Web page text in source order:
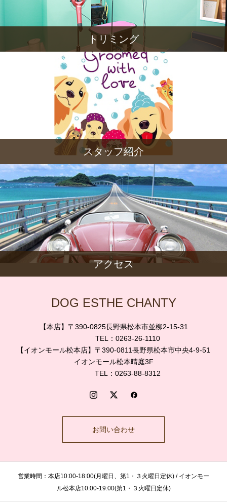
トリミング
スタッフ紹介
アクセス
DOG ESTHE CHANTY
【本店】〒390-0825長野県松本市並柳2-15-31
TEL：0263-26-1110
【イオンモール松本店】〒390-0811長野県松本市中央4-9-51
イオンモール松本晴庭3F
TEL：0263-88-8312
お問い合わせ
営業時間：本店10:00-18:00(月曜日、第1・３火曜日定休) / イオンモー
ル松本店10:00-19:00(第1・３火曜日定休)